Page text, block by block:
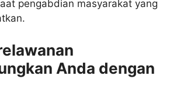
pengabdian masyarakat yang
Anda dengan